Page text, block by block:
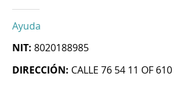
Ayuda
NIT: 8020188985
DIRECCIÓN: CALLE 76 54 11 OF 610